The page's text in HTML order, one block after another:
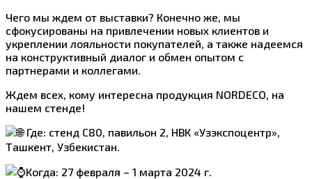
Чего мы ждем от выставки? Конечно же, мы
сфокусированы на привлечении новых клиентов и
укреплении лояльности покупателей, а также надеемся
на конструктивный диалог и обмен опытом с
партнерами и коллегами.
Ждем всех, кому интересна продукция NORDECO, на
нашем стенде!
Где: стенд С80, павильон 2, НВК «Узэкспоцентр»,
Ташкент, Узбекистан.
Когда: 27 февраля – 1 марта 2024 г.